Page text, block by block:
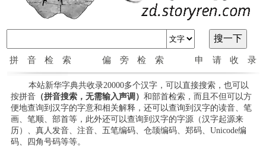
拼音检索 偏旁检索 申请收录
本站新华字典共收录20000多个汉字，可以直接搜索，也可以
按拼音（拼音搜索，无需输入声调） 和部首检索，而且不但可以方
便地查询到汉字的字意和相关解释，还可以查询到汉字的读音、笔
画、笔顺、部首等，此外还可以查询到汉字的字源（汉字起源来
历）、真人发音、注音、五笔编码、仓颉编码、郑码、Unicode编
码、四角号码等等。